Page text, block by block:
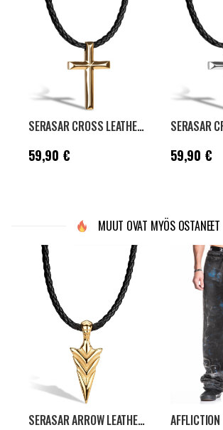
SERASAR CROSS LEATHER KAULAKORU - MUSTA/KULTA
Hinta:59,90 €
59,90 €
Hinta:59,90 €
59,90 €
MUUT OVAT MYÖS OSTANEET
SERASAR ARROW LEATHER KAULAKORU - KULTA